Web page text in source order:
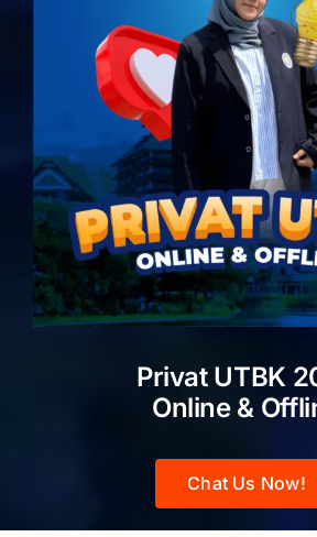
Privat UTBK
Online &
Chat Us Now!